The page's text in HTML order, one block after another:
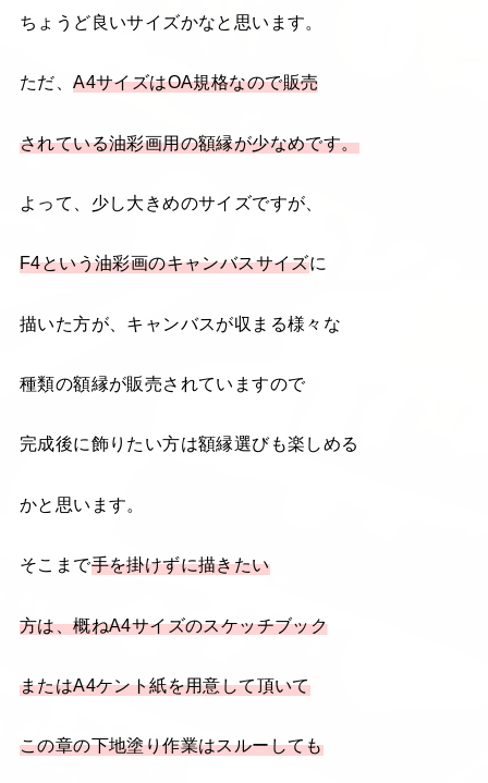
ちょうど良いサイズかなと思います。
ただ、A4サイズはOA規格なので販売
されている油彩画用の額縁が少なめです。
よって、少し大きめのサイズですが、
F4という油彩画のキャンバスサイズに
描いた方が、キャンバスが収まる様々な
種類の額縁が販売されていますので
完成後に飾りたい方は額縁選びも楽しめる
かと思います。
そこまで手を掛けずに描きたい
方は、概ねA4サイズのスケッチブック
またはA4ケント紙を用意して頂いて
この章の下地塗り作業はスルーしても